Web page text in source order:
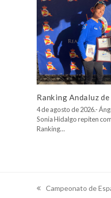
Ranking Andaluz
4 de agosto de 2026.-
Sonia Hidalgo repiten
Ranking…
previous
Campeonato de